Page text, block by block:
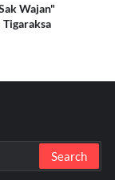
Wajan"